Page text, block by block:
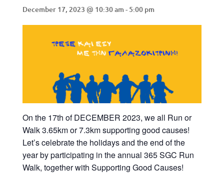
December 17, 2023 @ 10:30 am - 5:00 pm
On the 17th of DECEMBER 2023, we all Run or
Walk 3.65km or 7.3km supporting good causes!
Let’s celebrate the holidays and the end of the
year by participating in the annual 365 SGC Run
Walk, together with Supporting Good Causes!